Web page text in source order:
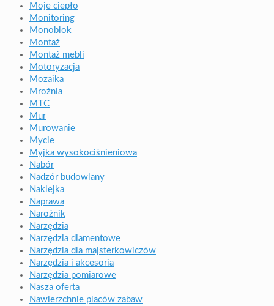
Moje ciepło
Monitoring
Monoblok
Montaż
Montaż mebli
Motoryzacja
Mozaika
Mroźnia
MTC
Mur
Murowanie
Mycie
Myjka wysokociśnieniowa
Nabór
Nadzór budowlany
Naklejka
Naprawa
Narożnik
Narzędzia
Narzędzia diamentowe
Narzędzia dla majsterkowiczów
Narzędzia i akcesoria
Narzędzia pomiarowe
Nasza oferta
Nawierzchnie placów zabaw